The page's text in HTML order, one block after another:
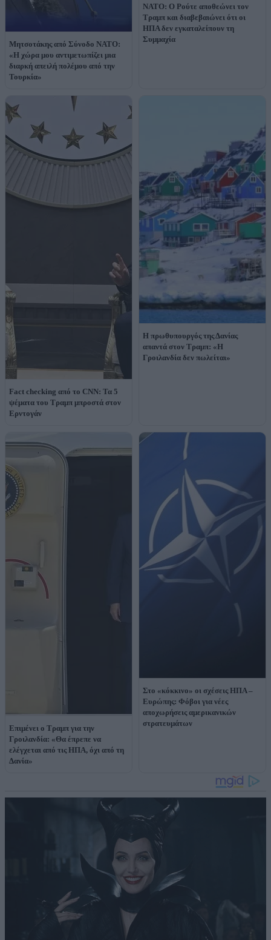
Μητσοτάκης από Σύνοδο ΝΑΤΟ:
«Η χώρα μου αντιμετωπίζει μια
διαρκή απειλή πολέμου από την
Τουρκία»
ΝΑΤΟ: Ο Ρούτε αποθεώνει τον
Τραμπ και διαβεβαιώνει ότι οι
ΗΠΑ δεν εγκαταλείπουν τη
Συμμαχία
Fact checking από το CNN: Τα 5
ψέματα του Τραμπ μπροστά στον
Ερντογάν
Η πρωθυπουργός της Δανίας
απαντά στον Τραμπ: «Η
Γροιλανδία δεν πωλείται»
Επιμένει ο Τραμπ για την
Γροιλανδία: «Θα έπρεπε να
ελέγχεται από τις ΗΠΑ, όχι από τη
Δανία»
Στο «κόκκινο» οι σχέσεις ΗΠΑ –
Ευρώπης: Φόβοι για νέες
αποχωρήσεις αμερικανικών
στρατευμάτων